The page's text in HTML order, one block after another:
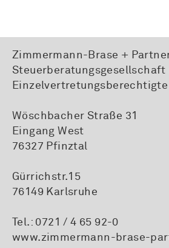
Zimmermann-Brase +
Steuerberatungsgesellschaft
Wöschbacher Straße 31
Eingang West
76327 Pfinztal
Gürrichstr.15
76149 Karlsruhe
Tel.: 0721 / 4 65 92-0
www.zimmermann-brase-